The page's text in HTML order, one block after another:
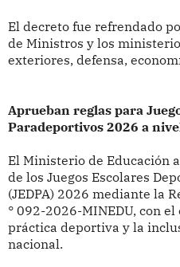
El decreto fue refrendado
de Ministros y los
exteriores, defensa,
Aprueban reglas para
Paradeportivos 2026 a
El Ministerio de Educación
de los Juegos Escolares
(JEDPA) 2026 mediante la
° 092-2026-MINEDU, con
práctica deportiva y la
nacional.